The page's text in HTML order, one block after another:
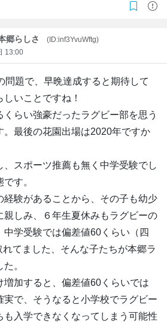
郷らしさ
(ID:inf3YvuWftg)
13:00
問題で、早晩達成すると期待して
いことですね！
らい強豪だったラグビー部を思う
。最後の花園出場は2020年ですか
スポーツ推薦も無く中学受験でし
す。
経験があることから、その子も幼少
親しみ、６年生夏休みもラグビーの
学受験では偏差値60くらい（四
てました、そんな子たちが本郷ラ
。
増加すると、偏差値60くらいでは
実で、そうなると小学校でラグビー
も入学できなくなってしまう可能性